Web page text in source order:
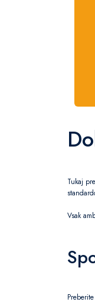
Tukaj
Vsak